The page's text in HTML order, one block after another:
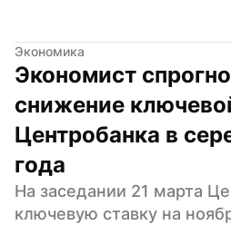
Экономика
Экономист
снижение
Центробанка в
года
На заседании 21 марта
ключевую ставку на